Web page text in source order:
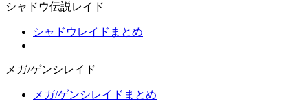
シャドウ伝説レイド
シャドウレイドまとめ
メガ/ゲンシレイド
メガ/ゲンシレイドまとめ